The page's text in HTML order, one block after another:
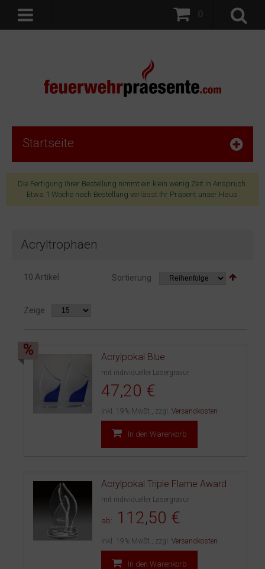
Startseite
Die Fertigung Ihrer Bestellung nimmt ein klein wenig Zeit in Anspruch.
Etwa 1 Woche nach Bestellung verlässt Ihr Präsent unser Haus.
Acryltrophäen
10 Artikel Sortierung
Zeige
Acrylpokal Blue
mit individueller Lasergravur
47,20 €
Inkl. 19% MwSt. zzgl. Versandkosten
In den Warenkorb
%
Acrylpokal Triple Flame Award
mit individueller Lasergravur
ab: 112,50 €
Inkl. 19% MwSt. zzgl. Versandkosten
In den Warenkorb